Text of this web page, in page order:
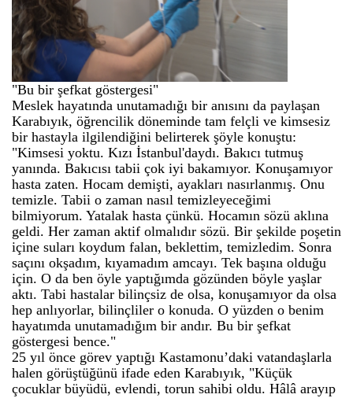
"Bu bir şefkat göstergesi"
Meslek hayatında unutamadığı bir anısını da paylaşan
Karabıyık, öğrencilik döneminde tam felçli ve kimsesiz
bir hastayla ilgilendiğini belirterek şöyle konuştu:
"Kimsesi yoktu. Kızı İstanbul'daydı. Bakıcı tutmuş
yanında. Bakıcısı tabii çok iyi bakamıyor. Konuşamıyor
hasta zaten. Hocam demişti, ayakları nasırlanmış. Onu
temizle. Tabii o zaman nasıl temizleyeceğimi
bilmiyorum. Yatalak hasta çünkü. Hocamın sözü aklına
geldi. Her zaman aktif olmalıdır sözü. Bir şekilde poşetin
içine suları koydum falan, beklettim, temizledim. Sonra
saçını okşadım, kıyamadım amcayı. Tek başına olduğu
için. O da ben öyle yaptığımda gözünden böyle yaşlar
aktı. Tabi hastalar bilinçsiz de olsa, konuşamıyor da olsa
hep anlıyorlar, bilinçliler o konuda. O yüzden o benim
hayatımda unutamadığım bir andır. Bu bir şefkat
göstergesi bence."
25 yıl önce görev yaptığı Kastamonu’daki vatandaşlarla
halen görüştüğünü ifade eden Karabıyık, "Küçük
çocuklar büyüdü, evlendi, torun sahibi oldu. Hâlâ arayıp